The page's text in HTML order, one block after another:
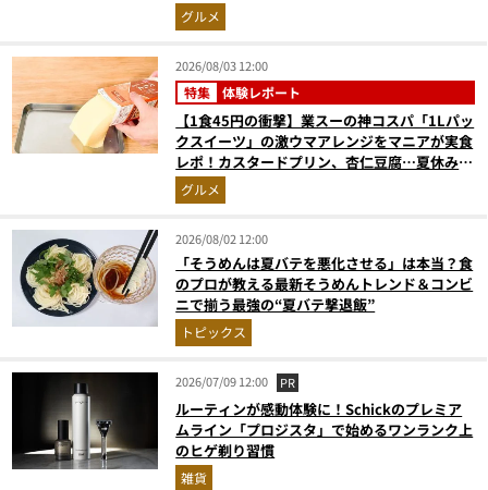
グルメ
2026/08/03 12:00
特集 体験レポート
【1食45円の衝撃】業スーの神コスパ「1Lパッ
クスイーツ」の激ウマアレンジをマニアが実食
レポ！カスタードプリン、杏仁豆腐…夏休みの
おやつに最強すぎた
グルメ
2026/08/02 12:00
「そうめんは夏バテを悪化させる」は本当？食
のプロが教える最新そうめんトレンド＆コンビ
ニで揃う最強の“夏バテ撃退飯”
トピックス
2026/07/09 12:00 PR
ルーティンが感動体験に！Schickのプレミア
ムライン「プロジスタ」で始めるワンランク上
のヒゲ剃り習慣
雑貨